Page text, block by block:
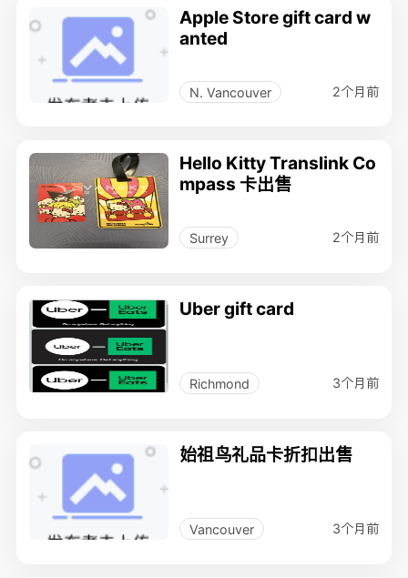
Apple Store gift card w
anted
N. Vancouver 2个月前
Hello Kitty Translink Co
mpass 卡出售
Surrey 2个月前
Uber gift card
Richmond 3个月前
始祖鸟礼品卡折扣出售
Vancouver 3个月前